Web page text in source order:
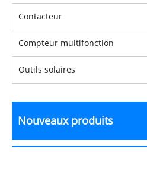
Contacteur
Compteur multifonction
Outils solaires
Nouveaux produits